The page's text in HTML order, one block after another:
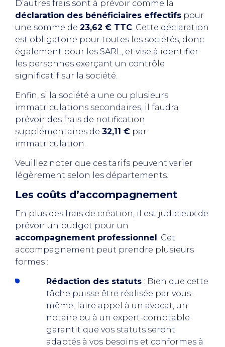
D’autres frais sont à prévoir comme la
déclaration des bénéficiaires effectifs pour
une somme de 23,62 € TTC. Cette déclaration
est obligatoire pour toutes les sociétés, donc
également pour les SARL, et vise à identifier
les personnes exerçant un contrôle
significatif sur la société.
Enfin, si la société a une ou plusieurs
immatriculations secondaires, il faudra
prévoir des frais de notification
supplémentaires de 32,11 € par
immatriculation.
Veuillez noter que ces tarifs peuvent varier
légèrement selon les départements.
Les coûts d’accompagnement
En plus des frais de création, il est judicieux de
prévoir un budget pour un
accompagnement professionnel. Cet
accompagnement peut prendre plusieurs
formes :
Rédaction des statuts : Bien que cette
tâche puisse être réalisée par vous-
même, faire appel à un avocat, un
notaire ou à un expert-comptable
garantit que vos statuts seront
adaptés à vos besoins et conformes à